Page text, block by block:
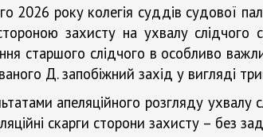
2026 року колегія суддів судової
захисту на ухвалу
старшого слідчого в особливо
Д. запобіжний захід у вигляді
апеляційного розгляду
скарги сторони захисту – без